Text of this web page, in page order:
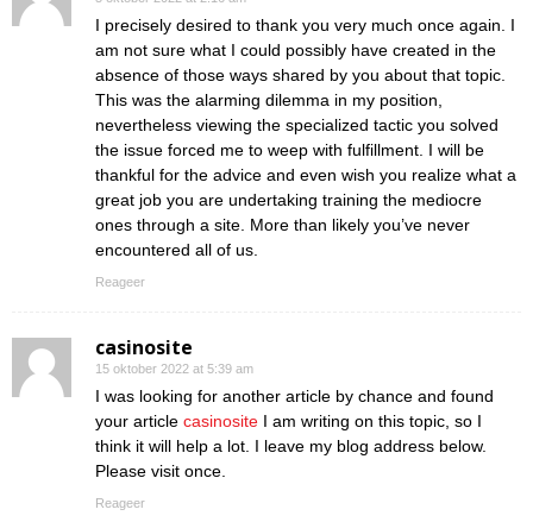
I precisely desired to thank you very much once again. I
am not sure what I could possibly have created in the
absence of those ways shared by you about that topic.
This was the alarming dilemma in my position,
nevertheless viewing the specialized tactic you solved
the issue forced me to weep with fulfillment. I will be
thankful for the advice and even wish you realize what a
great job you are undertaking training the mediocre
ones through a site. More than likely you’ve never
encountered all of us.
Reageer
casinosite
15 oktober 2022 at 5:39 am
I was looking for another article by chance and found
your article casinosite I am writing on this topic, so I
think it will help a lot. I leave my blog address below.
Please visit once.
Reageer